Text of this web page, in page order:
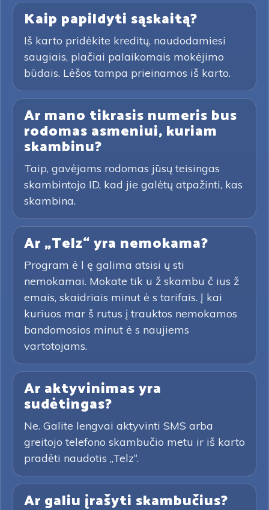
Kaip papildyti sąskaitą?
Iš karto pridėkite kreditų, naudodamiesi
saugiais, plačiai palaikomais mokėjimo
būdais. Lėšos tampa prieinamos iš karto.
Ar mano tikrasis numeris bus
rodomas asmeniui, kuriam
skambinu?
Taip, gavėjams rodomas jūsų teisingas
skambintojo ID, kad jie galėtų atpažinti, kas
skambina.
Ar „Telz“ yra nemokama?
Program ė l ę galima atsisi ų sti
nemokamai. Mokate tik u ž skambu č ius ž
emais, skaidriais minut ė s tarifais. Į kai
kuriuos mar š rutus į trauktos nemokamos
bandomosios minut ė s naujiems
vartotojams.
Ar aktyvinimas yra
sudėtingas?
Ne. Galite lengvai aktyvinti SMS arba
greitojo telefono skambučio metu ir iš karto
pradėti naudotis „Telz“.
Ar galiu įrašyti skambučius?